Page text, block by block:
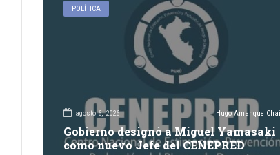
POLÍTICA
agosto 6, 2026 Hugo Amanque
Gobierno designó a Miguel Yamasaki
como nuevo Jefe del CENEPRED